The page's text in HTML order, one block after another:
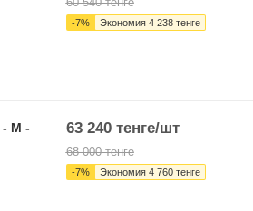
-7% Экономия 4 238тенге
63 240тенге/шт
68 000тенге
-7% Экономия 4 760тенге